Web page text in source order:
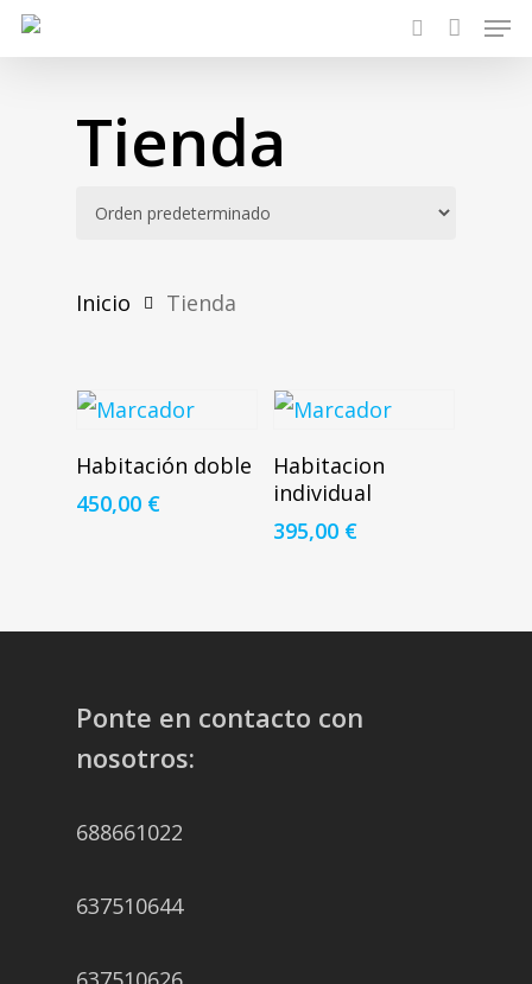
Skip
to
content
search
Tienda
Inicio Tienda
Añadir Al Carrito
Habitación doble
450,00 €
Añadir Al Carrito
Habitacion
individual
395,00 €
Ponte en contacto con
nosotros:
688661022
637510644